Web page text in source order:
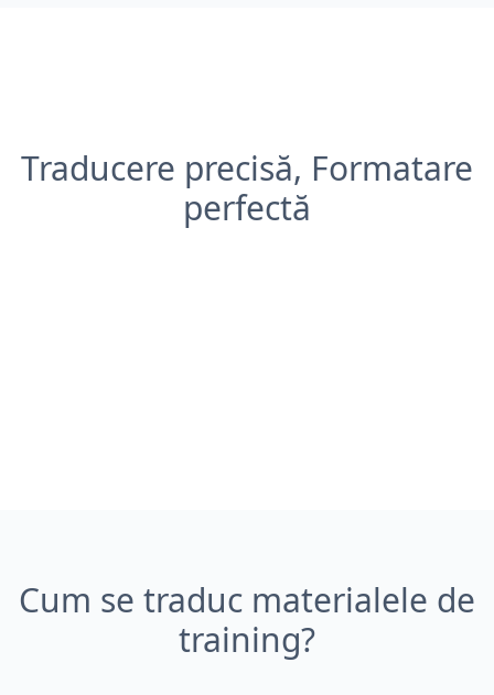
Traducere precisă, Formatare
perfectă
Cum se traduc materialele de
training?